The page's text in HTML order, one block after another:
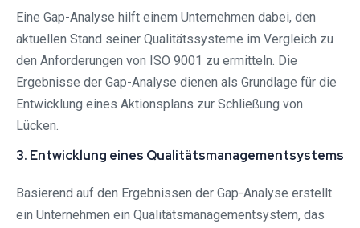
Eine Gap-Analyse hilft einem Unternehmen dabei, den
aktuellen Stand seiner Qualitätssysteme im Vergleich zu
den Anforderungen von ISO 9001 zu ermitteln. Die
Ergebnisse der Gap-Analyse dienen als Grundlage für die
Entwicklung eines Aktionsplans zur Schließung von
Lücken.
3. Entwicklung eines Qualitätsmanagementsystems
Basierend auf den Ergebnissen der Gap-Analyse erstellt
ein Unternehmen ein Qualitätsmanagementsystem, das